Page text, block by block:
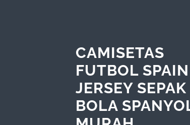
CAMISETAS
FUTBOL
JERSEY SEPAK
BOLA